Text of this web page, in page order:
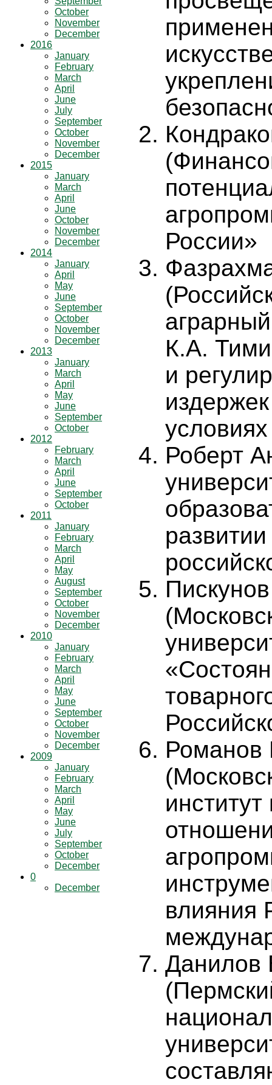
October
November
December
2016
January
February
March
April
June
July
September
October
November
December
2015
January
March
April
June
October
November
December
2014
January
April
May
June
September
October
November
December
2013
January
March
April
May
June
September
October
2012
February
March
April
June
September
October
2011
January
February
March
April
May
August
September
October
November
December
2010
January
February
March
April
May
June
September
October
November
December
2009
January
February
March
April
May
June
July
September
October
December
0
December
России»
К.А.
и
Роберт
Романов
влияния
Данилов